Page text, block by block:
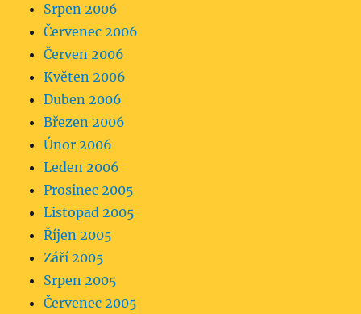
Srpen 2006
Červenec 2006
Červen 2006
Květen 2006
Duben 2006
Březen 2006
Únor 2006
Leden 2006
Prosinec 2005
Listopad 2005
Říjen 2005
Září 2005
Srpen 2005
Červenec 2005